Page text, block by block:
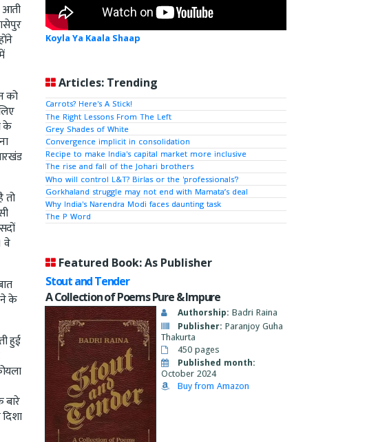
आती
को
के
तो
वे
के
हुई
बारे
Koyla Ya Kaala Shaap
Articles: Trending
Carrots? Here's A Stick!
The Right Lessons From The Left
Grey Shades of White
Convergence implicit in consolidation
Recipe to make India's capital market more inclusive
The rise and fall of the Johari brothers
Who will control L&T? Birlas or the 'professionals'?
Gorkhaland struggle may not end with Mamata’s deal
Why India's Narendra Modi faces daunting task
The P Word
Featured Book: As Publisher
Stout and Tender
A Collection of Poems Pure & Impure
Authorship: Badri Raina
Publisher: Paranjoy Guha
Thakurta
450 pages
Published month:
October 2024
Buy from Amazon